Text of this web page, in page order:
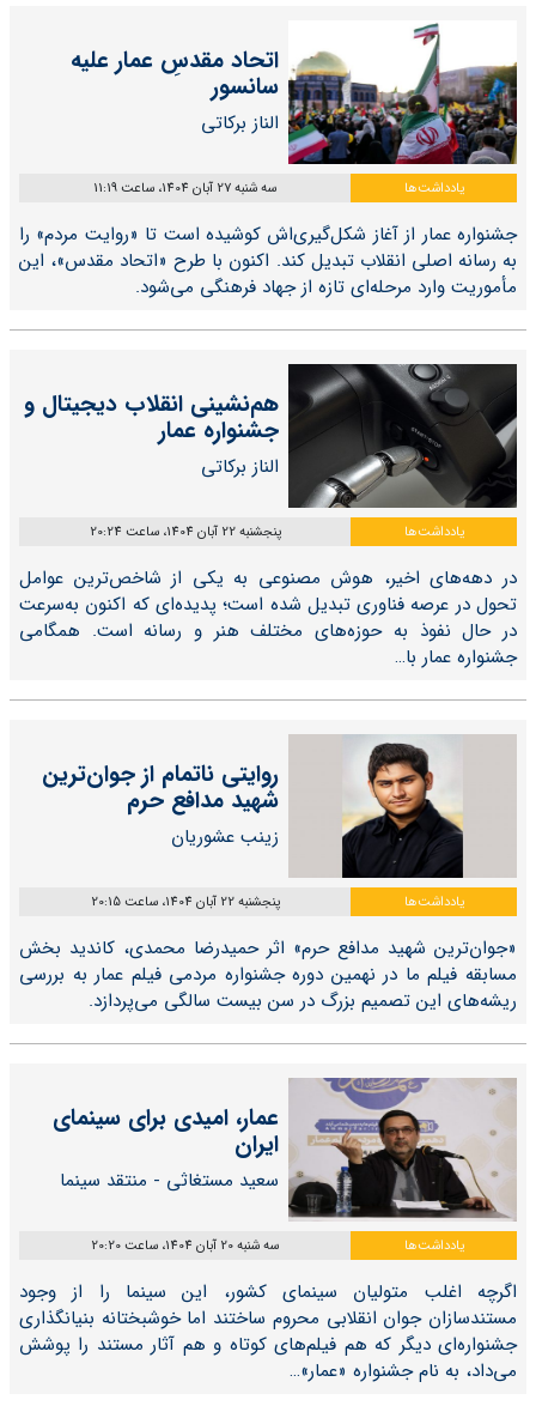
اتحاد مقدسِ عمار علیه
سانسور
الناز برکاتی
یادداشت‌ها سه شنبه 27 آبان 1404، ساعت 11:19
جشنواره عمار از آغاز شکل‌گیری‌اش کوشیده است تا «روایت مردم» را
به رسانه‌ اصلی انقلاب تبدیل کند. اکنون با طرح «اتحاد مقدس»، این
مأموریت وارد مرحله‌ای تازه از جهاد فرهنگی می‌شود.
هم‌نشینی انقلاب دیجیتال و
جشنواره عمار
الناز برکاتی
یادداشت‌ها پنجشنبه 22 آبان 1404، ساعت 20:24
در دهه‌های اخیر، هوش مصنوعی به یکی از شاخص‌ترین عوامل
تحول در عرصه فناوری تبدیل شده است؛ پدیده‌ای که اکنون به‌سرعت
در حال نفوذ به حوزه‌های مختلف هنر و رسانه است. همگامی
جشنواره عمار با…
روایتی ناتمام از جوان‌ترین
شهید مدافع حرم
زینب عشوریان
یادداشت‌ها پنجشنبه 22 آبان 1404، ساعت 20:15
«جوان‌ترین شهید مدافع حرم» اثر حمیدرضا محمدی، کاندید بخش
مسابقه فیلم ما در نهمین دوره جشنواره مردمی فیلم عمار به بررسی
ریشه‌های این تصمیم بزرگ در سن بیست سالگی می‌پردازد.
عمار، امیدی برای سینمای
ایران
سعید مستغاثی - منتقد سینما​​​​​​​
یادداشت‌ها سه شنبه 20 آبان 1404، ساعت 20:20
اگرچه اغلب متولیان سینمای کشور، این سینما را از وجود
مستندسازان جوان انقلابی محروم ساختند اما خوشبختانه بنیانگذاری
جشنواره‌ای دیگر که هم فیلم‌های کوتاه و هم آثار مستند را پوشش
می‌داد، به نام جشنواره «عمار»…